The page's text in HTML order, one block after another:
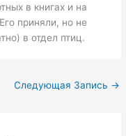
в книгах и на
приняли, но не
в отдел птиц.
Следующая Запись →